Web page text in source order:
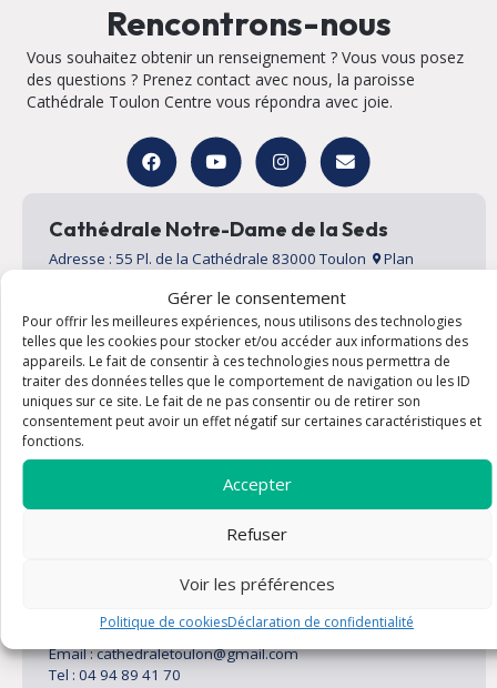
Gérer le consentement
Pour offrir les meilleures expériences, nous utilisons des technologies
telles que les cookies pour stocker et/ou accéder aux informations des
appareils. Le fait de consentir à ces technologies nous permettra de
traiter des données telles que le comportement de navigation ou les ID
uniques sur ce site. Le fait de ne pas consentir ou de retirer son
consentement peut avoir un effet négatif sur certaines caractéristiques et
fonctions.
Accepter
Refuser
Voir les préférences
Politique de cookiesDéclaration de confidentialité
Rencontrons-nous
Vous souhaitez obtenir un renseignement ? Vous vous posez
des questions ? Prenez contact avec nous, la paroisse
Cathédrale Toulon Centre vous répondra avec joie.
Cathédrale Notre-Dame de la Seds
Adresse : 55 Pl. de la Cathédrale 83000 Toulon
Plan
Tel : 04 94 89 41 70
Horaires : 8h00 /19h00 du lundi au samedi-le dimanche
7h30/12h00 et 16h00/19h30
Eglise Saint-Louis
Adresse : 3 Rue Louis Jourdan 83000 Toulon
Horaires : de 7h30 à 17h00 du lundi au vendredi-le samedi
Crypte de l'église Saint-Louis
Adresse : 6 Rue Pierre Semard 83000 Toulon Plan
Email : cathedraletoulon@gmail.com
Tel : 04 94 89 41 70